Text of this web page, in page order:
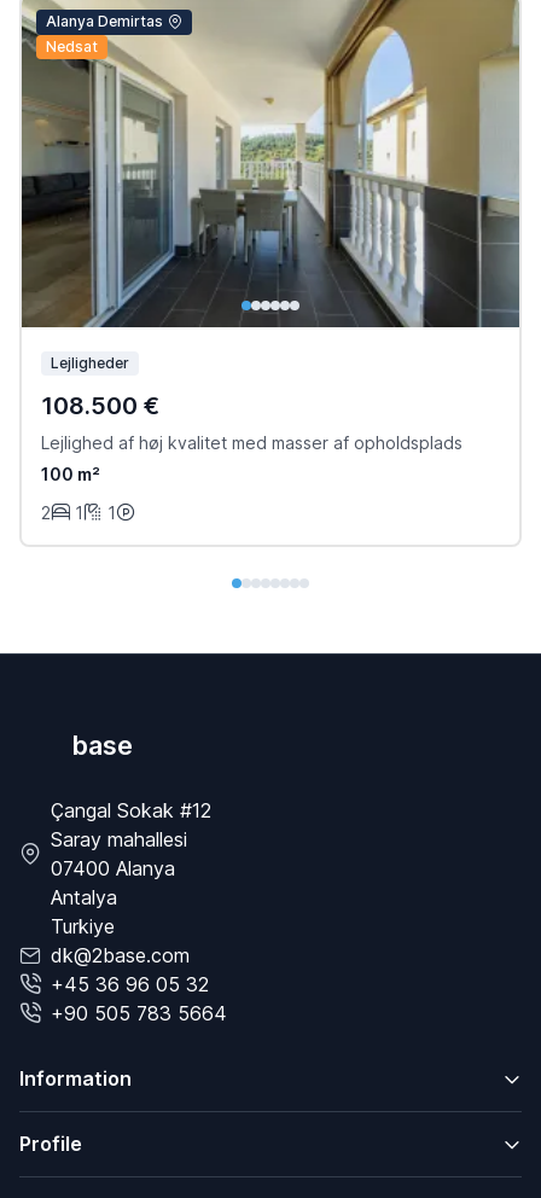
Alanya Demirtas
Nedsat
Lejligheder
108.500 €
Lejlighed af høj kvalitet med masser af opholdsplads
100 m²
2
1 1
base
Çangal Sokak #12
Saray mahallesi
07400 Alanya
Antalya
Turkiye
dk@2base.com
+45 36 96 05 32
+90 505 783 5664
Information
Profile